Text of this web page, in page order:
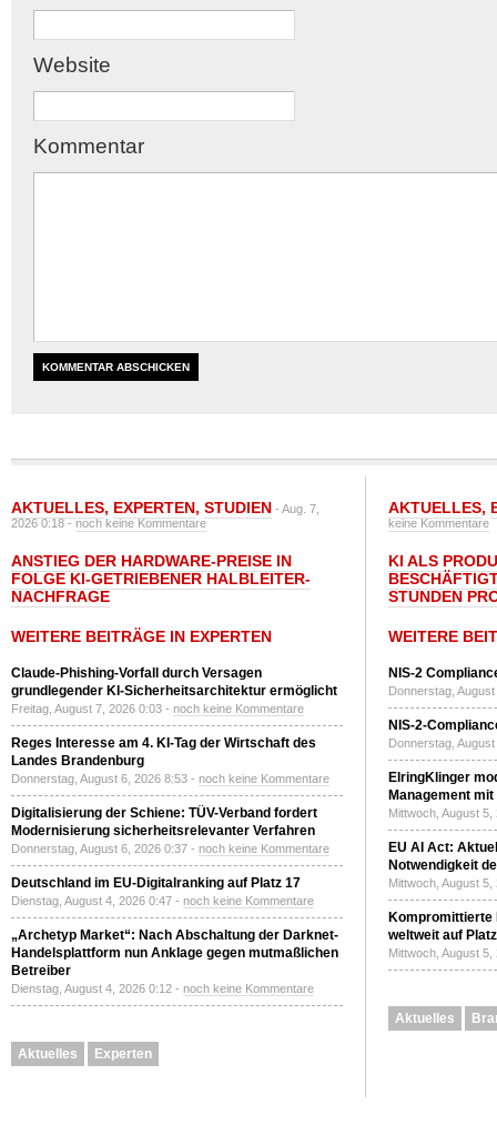
Website
Kommentar
AKTUELLES, EXPERTEN, STUDIEN - Aug. 7,
2026 0:18 -noch keine Kommentare
ANSTIEG DER HARDWARE-PREISE IN
FOLGE KI-GETRIEBENER HALBLEITER-
NACHFRAGE
WEITERE BEITRÄGE IN EXPERTEN
Claude-Phishing-Vorfall durch Versagen
grundlegender KI-Sicherheitsarchitektur ermöglicht
Freitag, August 7, 2026 0:03 - noch keine Kommentare
Reges Interesse am 4. KI-Tag der Wirtschaft des
Landes Brandenburg
Donnerstag, August 6, 2026 8:53 - noch keine Kommentare
Digitalisierung der Schiene: TÜV-Verband fordert
Modernisierung sicherheitsrelevanter Verfahren
Donnerstag, August 6, 2026 0:37 - noch keine Kommentare
Deutschland im EU-Digitalranking auf Platz 17
Dienstag, August 4, 2026 0:47 - noch keine Kommentare
„Archetyp Market“: Nach Abschaltung der Darknet-
Handelsplattform nun Anklage gegen mutmaßlichen
Betreiber
Dienstag, August 4, 2026 0:12 - noch keine Kommentare
Aktuelles Experten
AKTUELLES,
keine Kommentare
KI ALS
STUNDEN
WEITERE
NIS-2
Donnerstag,
NIS-2-
Donnerstag,
ElringKlinger
Management
Mittwoch, August
EU AI Act:
Notwendigkeit
Mittwoch, August
Kompromittierte
weltweit auf
Mittwoch, August
Aktuelles